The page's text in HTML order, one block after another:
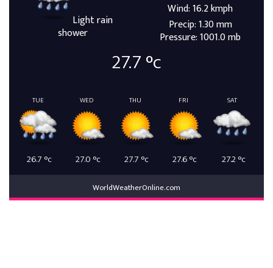
Light rain
shower
Wind: 16.2 kmph
Precip: 1.30 mm
Pressure: 1001.0 mb
27.7°c
TUE
26.7 °c
WED
27.0 °c
THU
27.7 °c
FRI
27.6°c
SAT
27.2°c
WorldWeatherOnline.com